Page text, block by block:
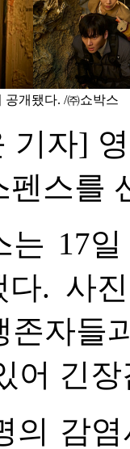
공개됐다. /㈜쇼박스
기자]
펜스를
는 17
다. 사
존자들
어 긴
의 감